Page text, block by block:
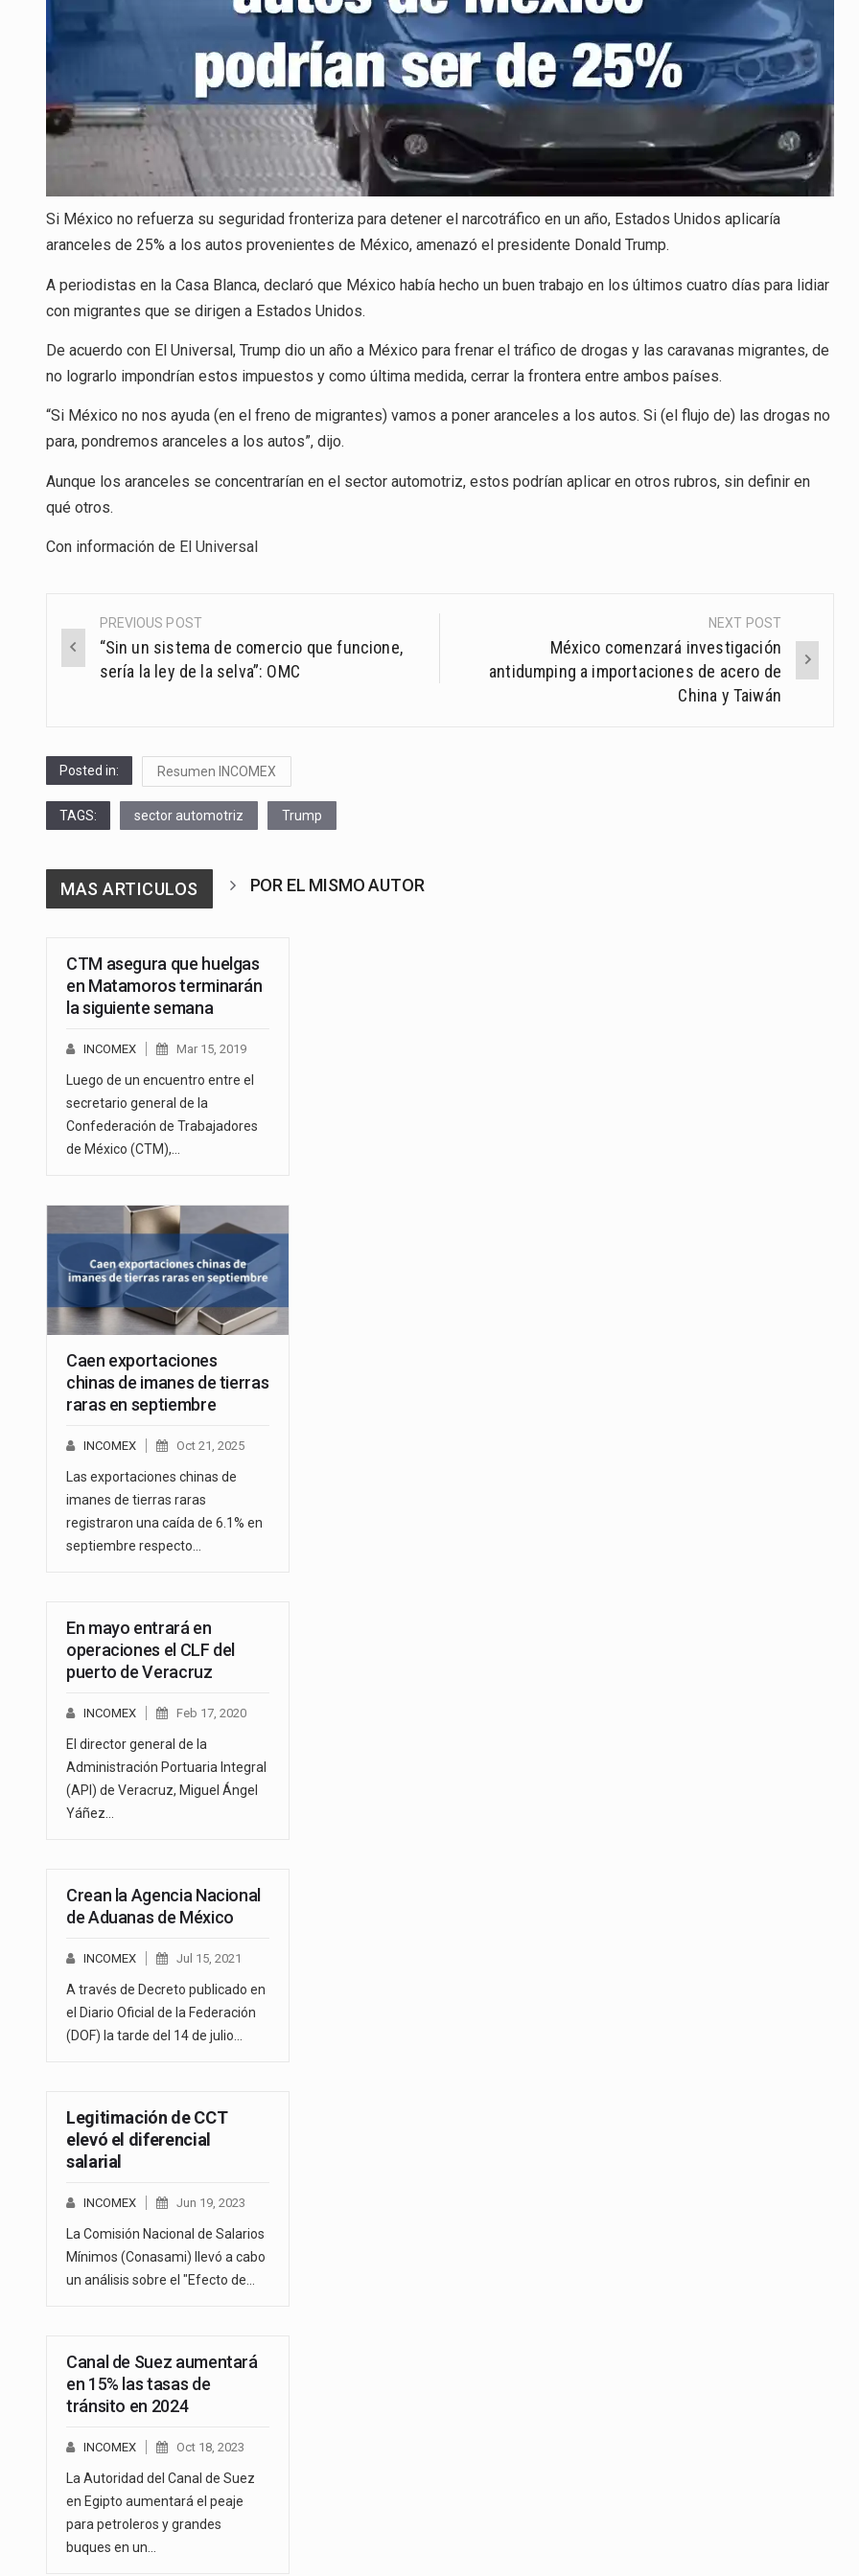
Si México no refuerza su seguridad fronteriza para detener el narcotráfico en un año, Estados Unidos aplicaría
aranceles de 25% a los autos provenientes de México, amenazó el presidente Donald Trump.
A periodistas en la Casa Blanca, declaró que México había hecho un buen trabajo en los últimos cuatro días para lidiar
con migrantes que se dirigen a Estados Unidos.
De acuerdo con El Universal, Trump dio un año a México para frenar el tráfico de drogas y las caravanas migrantes, de
no lograrlo impondrían estos impuestos y como última medida, cerrar la frontera entre ambos países.
“Si México no nos ayuda (en el freno de migrantes) vamos a poner aranceles a los autos. Si (el flujo de) las drogas no
para, pondremos aranceles a los autos”, dijo.
Aunque los aranceles se concentrarían en el sector automotriz, estos podrían aplicar en otros rubros, sin definir en
qué otros.
Con información de El Universal
Post
navigation
PREVIOUS POST
“Sin un sistema de comercio que funcione,
sería la ley de la selva”: OMC
NEXT POST
México comenzará investigación
antidumping a importaciones de acero de
China y Taiwán
Posted in: Resumen INCOMEX
TAGS: sector automotriz Trump
MAS ARTICULOS POR EL MISMO AUTOR
CTM asegura que huelgas
en Matamoros terminarán
la siguiente semana
INCOMEX Mar 15, 2019
Luego de un encuentro entre el
secretario general de la
Confederación de Trabajadores
de México (CTM),…
Caen exportaciones
chinas de imanes de tierras
raras en septiembre
INCOMEX Oct 21, 2025
Las exportaciones chinas de
imanes de tierras raras
registraron una caída de 6.1% en
septiembre respecto…
En mayo entrará en
operaciones el CLF del
puerto de Veracruz
INCOMEX Feb 17, 2020
El director general de la
Administración Portuaria Integral
(API) de Veracruz, Miguel Ángel
Yáñez…
Crean la Agencia Nacional
de Aduanas de México
INCOMEX Jul 15, 2021
A través de Decreto publicado en
el Diario Oficial de la Federación
(DOF) la tarde del 14 de julio…
Legitimación de CCT
elevó el diferencial
salarial
INCOMEX Jun 19, 2023
La Comisión Nacional de Salarios
Mínimos (Conasami) llevó a cabo
un análisis sobre el "Efecto de…
Canal de Suez aumentará
en 15% las tasas de
tránsito en 2024
INCOMEX Oct 18, 2023
La Autoridad del Canal de Suez
en Egipto aumentará el peaje
para petroleros y grandes
buques en un…